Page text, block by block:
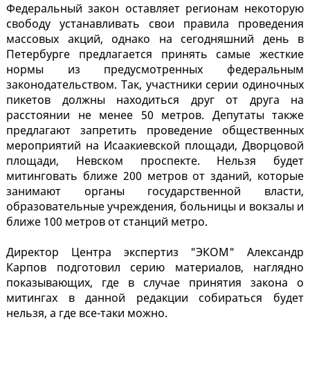
Федеральный закон оставляет регионам некоторую
свободу устанавливать свои правила проведения
массовых акций, однако на сегодняшний день в
Петербурге предлагается принять самые жесткие
нормы из предусмотренных федеральным
законодательством. Так, участники серии одиночных
пикетов должны находиться друг от друга на
расстоянии не менее 50 метров. Депутаты также
предлагают запретить проведение общественных
мероприятий на Исаакиевской площади, Дворцовой
площади, Невском проспекте. Нельзя будет
митинговать ближе 200 метров от зданий, которые
занимают органы государственной власти,
образовательные учреждения, больницы и вокзалы и
ближе 100 метров от станций метро.
Директор Центра экспертиз "ЭКОМ" Александр
Карпов подготовил серию материалов, наглядно
показывающих, где в случае принятия закона о
митингах в данной редакции собираться будет
нельзя, а где все-таки можно.